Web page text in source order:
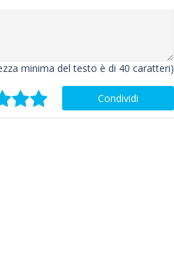
minima del testo è di 40 caratteri)
Condividi